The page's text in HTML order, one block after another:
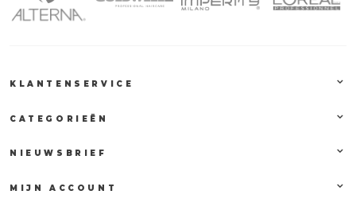
wilt toevoegen of je gehele haar wilt verven, met deze opvallende roze potjes kan het
allemaal. Maak je statement, wees uniek, anders, gedurft en gewaagd! Laat jezelf
customercare@shops4youonline.com
KLANTENSERVICE
CATEGORIEËN
NIEUWSBRIEF
MIJN ACCOUNT